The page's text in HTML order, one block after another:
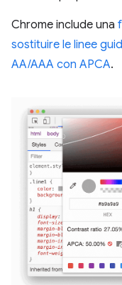
Chrome include una
sostituire le linee
AA/AAA con APCA.